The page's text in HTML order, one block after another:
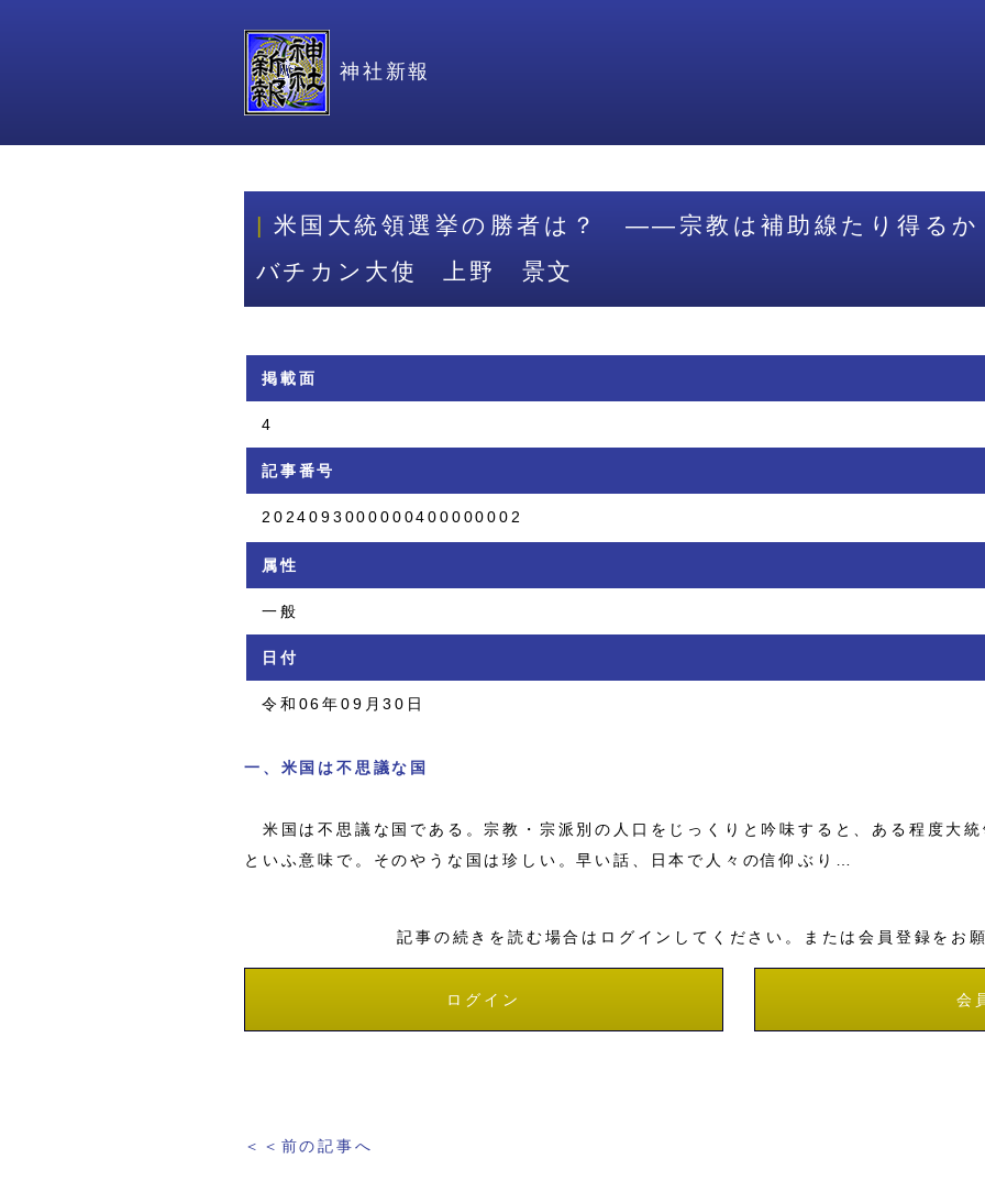
神社新報
米国大統領選挙の勝者は？ ――宗教は補助線たり得る
バチカン大使 上野 景文
掲載面
4
記事番号
2024093000000400000002
属性
一般
日付
令和06年09月30日
一、米国は不思議な国
米国は不思議な国である。宗教・宗派別の人口をじっくりと吟味すると、ある程度大
といふ意味で。そのやうな国は珍しい。早い話、日本で人々の信仰ぶり…
記事の続きを読む場合はログインしてください。または会員登録をお
ログイン 会
＜＜前の記事へ